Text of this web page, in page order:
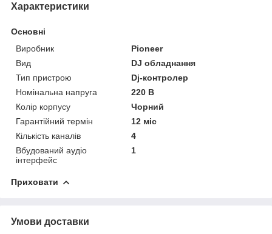
Характеристики
Основні
Виробник
Pioneer
Вид
DJ обладнання
Тип пристрою
Dj-контролер
Номінальна напруга
220 В
Колір корпусу
Чорний
Гарантійний термін
12 міс
Кількість каналів
4
Вбудований аудіо
інтерфейс
1
Приховати
Умови доставки